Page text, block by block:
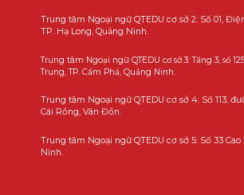
Trung tâm Ngoại ngữ QTEDU cơ sở 2: Số 01,
TP. Hạ Long, Quảng Ninh.
Trung tâm Ngoại ngữ QTEDU cơ sở 3: Tầng 3, số
Trung, TP. Cẩm Phả, Quảng Ninh.
Trung tâm Ngoại ngữ QTEDU cơ sở 4: Số 113,
Cái Rồng, Vân Đồn.
Trung tâm Ngoại ngữ QTEDU cơ sở 5: Số 33 Cao
Ninh.